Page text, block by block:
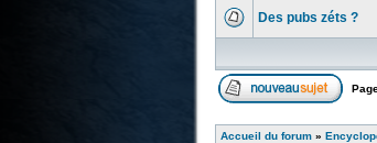
Des pubs zéts ?
Accueil du forum»